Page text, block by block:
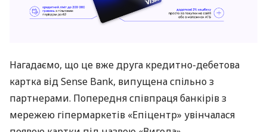
Нагадаємо, що це вже друга кредитно-дебетова
картка від Sense Bank, випущена спільно з
партнерами. Попередня співпраця банкірів з
мережею гіпермаркетів «Епіцентр» увінчалася